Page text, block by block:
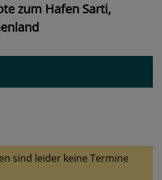
zum Hafen Sarti,
sind leider keine Termine